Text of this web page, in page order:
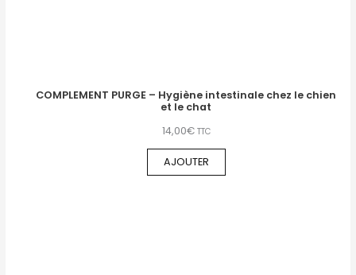
COMPLEMENT PURGE – Hygiène intestinale chez le chien
et le chat
14,00€ TTC
AJOUTER